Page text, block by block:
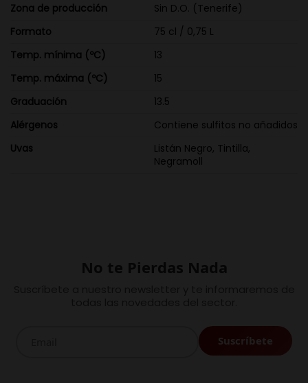
Zona de producción
Sin D.O. (Tenerife)
Formato
75 cl / 0,75 L
Temp. mínima (ºC)
13
Temp. máxima (ºC)
15
Graduación
13.5
Alérgenos
Contiene sulfitos no añadidos
Uvas
Listán Negro, Tintilla,
Negramoll
No te Pierdas Nada